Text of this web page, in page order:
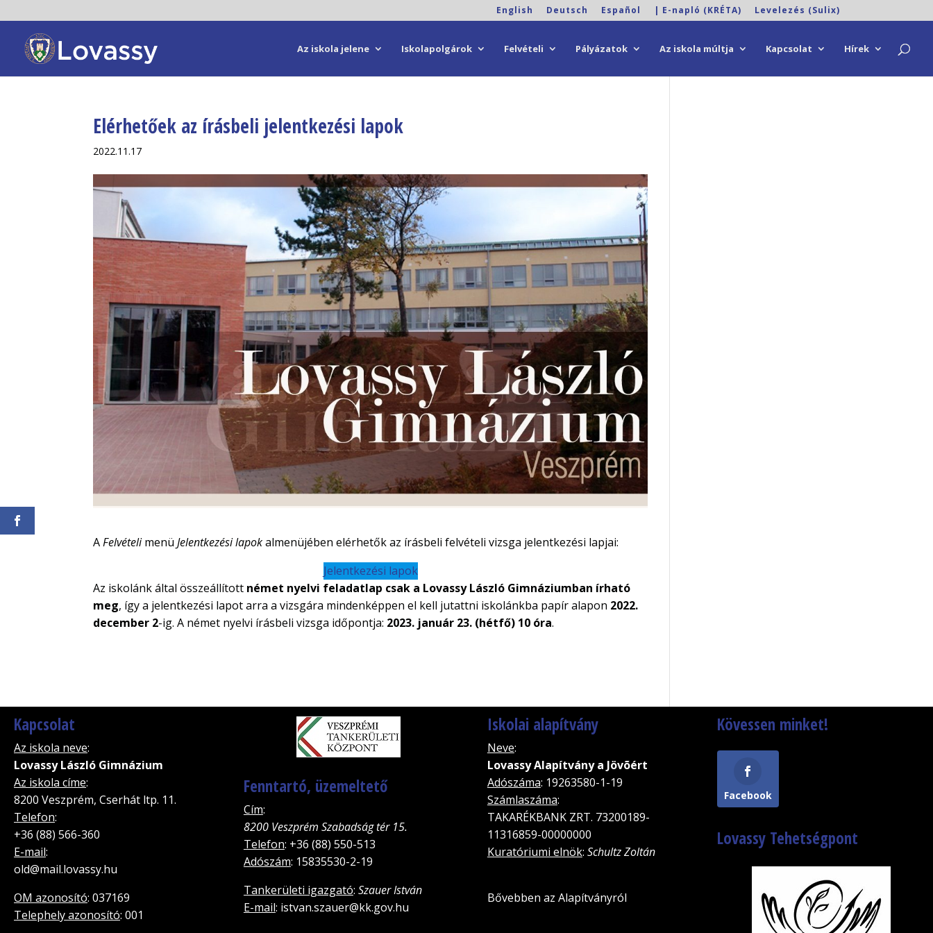
English Deutsch Español | E-napló (KRÉTA) Levelezés (Sulix)
Az iskola jelene Iskolapolgárok Felvételi Pályázatok Az iskola múltja Kapcsolat Hírek
Elérhetőek az írásbeli jelentkezési lapok
2022.11.17
AFelvételimenüJelentkezési lapokalmenüjében elérhetők az írásbeli felvételi vizsga jelentkezési lapjai:
Jelentkezési lapok
Az iskolánk által összeállított német nyelvi feladatlap csak a Lovassy László Gimnáziumban írható
meg, így a jelentkezési lapot arra a vizsgára mindenképpen el kell jutattni iskolánkba papír alapon 2022.
december 2-ig. A német nyelvi írásbeli vizsga időpontja: 2023. január 23. (hétfő) 10 óra.
Kapcsolat
Az iskola neve:
Lovassy László Gimnázium
Az iskola címe:
8200 Veszprém, Cserhát ltp. 11.
Telefon:
+36 (88) 566-360
E-mail:
old@mail.lovassy.hu
OM azonosító: 037169
Telephely azonosító: 001
Fenntartó, üzemeltető
Cím:
8200 Veszprém Szabadság tér 15.
Telefon: +36 (88) 550-513
Adószám: 15835530-2-19
Tankerületi igazgató: Szauer István
E-mail: istvan.szauer@kk.gov.hu
Iskolai alapítvány
Neve:
Lovassy Alapítvány a Jövõért
Adószáma: 19263580-1-19
Számlaszáma:
TAKARÉKBANK ZRT. 73200189-
11316859-00000000
Kuratóriumi elnök: Schultz Zoltán
Bővebben az Alapítványról
Kövessen minket!
Facebook
Lovassy Tehetségpont